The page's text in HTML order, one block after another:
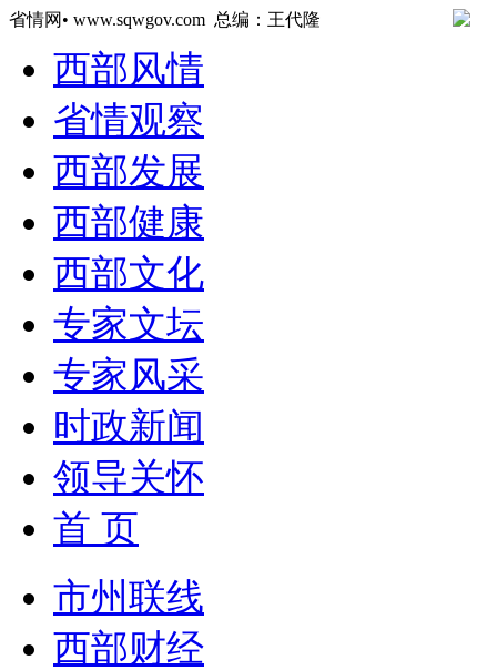
省情网• www.sqwgov.com 总编：王代隆
西部风情
省情观察
西部发展
西部健康
西部文化
专家文坛
专家风采
时政新闻
领导关怀
首 页
市州联线
西部财经